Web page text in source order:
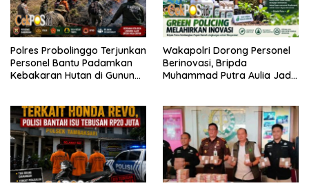
Polres Probolinggo Terjunkan
Personel Bantu Padamkan
Kebakaran Hutan di Gunung
Wakapolri Dorong Personel
Berinovasi, Bripda
Muhammad Putra Aulia Jadi